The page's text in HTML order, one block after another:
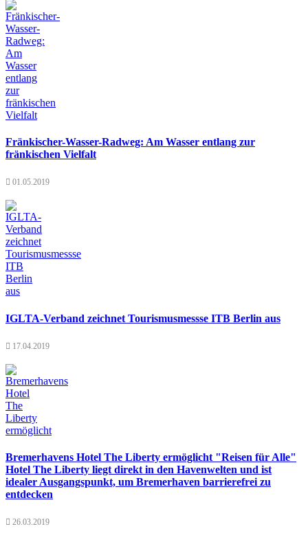
Fränkischer-Wasser-Radweg: Am Wasser entlang zur
fränkischen Vielfalt
01.05.2019
IGLTA-Verband zeichnet Tourismusmessse ITB Berlin aus
17.04.2019
Bremerhavens Hotel The Liberty ermöglicht "Reisen für Alle"
Hotel The Liberty liegt direkt in den Havenwelten und ist
idealer Ausgangspunkt, um Bremerhaven barrierefrei zu
entdecken
26.03.2019